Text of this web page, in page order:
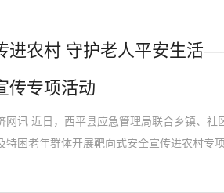
进农村 守护老人平安生活
传专项活动
近日，西平县应急管理局联合乡镇、社
特困老年群体开展靶向式安全宣传进农村专